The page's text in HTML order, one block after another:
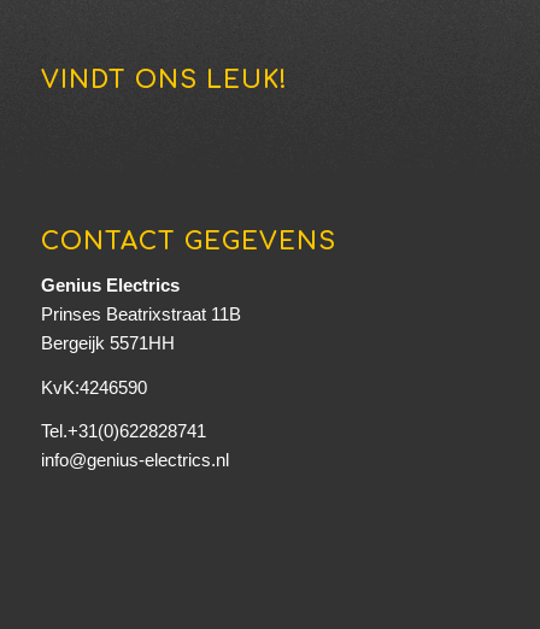
VINDT ONS LEUK!
CONTACT GEGEVENS
Genius Electrics
Prinses Beatrixstraat 11B
Bergeijk 5571HH
KvK:4246590
Tel.+31(0)622828741
info@genius-electrics.nl